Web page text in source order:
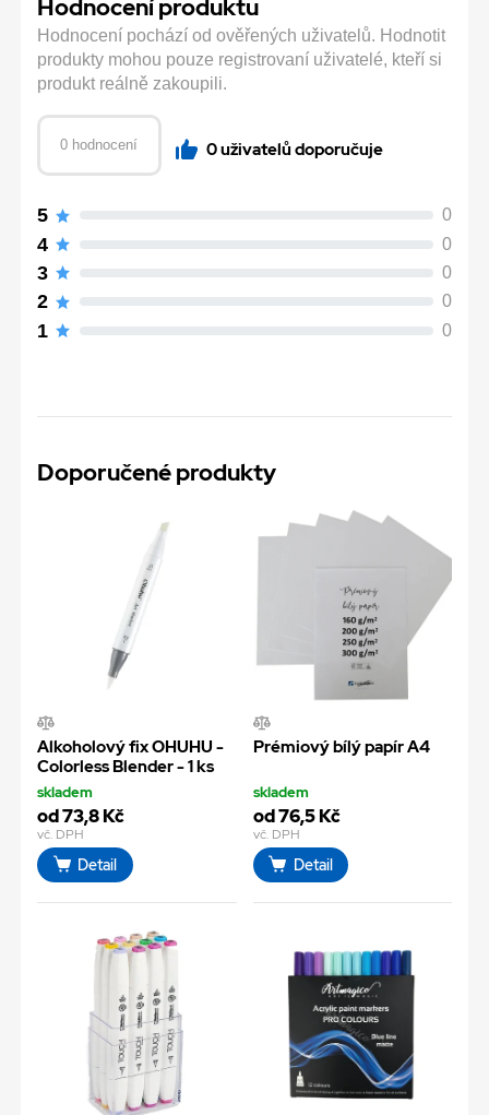
Hodnocení produktu
Hodnocení pochází od ověřených uživatelů. Hodnotit
produkty mohou pouze registrovaní uživatelé, kteří si
produkt reálně zakoupili.
0 hodnocení 0 uživatelů doporučuje
5 0
4 0
3 0
2 0
1 0
Doporučené produkty
Alkoholový fix OHUHU -
Colorless Blender - 1 ks
skladem
od 73,8 Kč
vč. DPH
Detail
Prémiový bílý papír A4
skladem
od 76,5 Kč
vč. DPH
Detail